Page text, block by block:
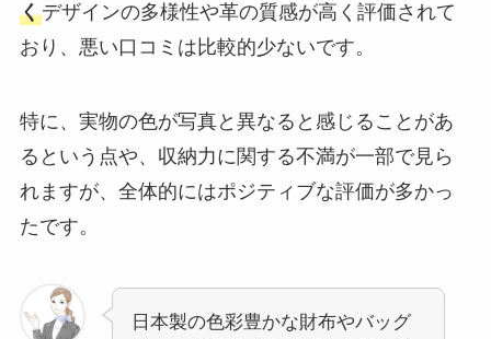
くデザインの多様性や革の質感が高く評価されて
おり、悪い口コミは比較的少ないです。
特に、実物の色が写真と異なると感じることがあ
るという点や、収納力に関する不満が一部で見ら
れますが、全体的にはポジティブな評価が多かっ
たです​。
日本製の色彩豊かな財布やバッグ